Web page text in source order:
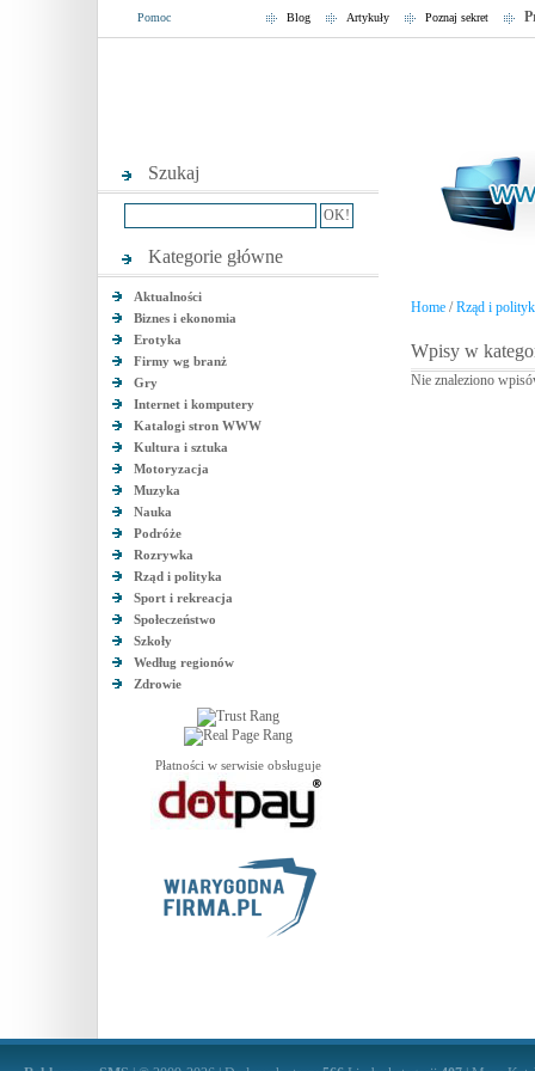
Pomoc Poznaj sekret
Artykuły
Blog
Szukaj
Kategorie główne
Aktualności
Biznes i ekonomia
Erotyka
Firmy wg branż
Gry
Internet i komputery
Katalogi stron WWW
Kultura i sztuka
Motoryzacja
Muzyka
Nauka
Podróże
Rozrywka
Rząd i polityka
Sport i rekreacja
Społeczeństwo
Szkoły
Według regionów
Zdrowie
Płatności w serwisie obsługuje
Home /Rząd i
Wpisy w
Nie znaleziono